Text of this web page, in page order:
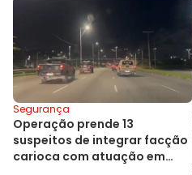
Segurança
Operação prende 13
suspeitos de integrar facção
carioca com atuação em